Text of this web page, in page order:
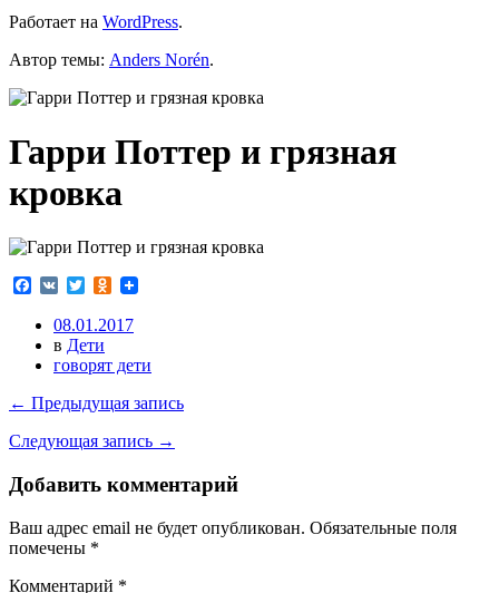
Работает на WordPress.
Автор темы: Anders Norén.
Гарри Поттер и грязная
кровка
Facebook
VK TwitterOdnoklassniki
08.01.2017
в Дети
говорят дети
← Предыдущая запись
Следующая запись →
Добавить комментарий
Ваш адрес email не будет опубликован. Обязательные поля
помечены *
Комментарий *